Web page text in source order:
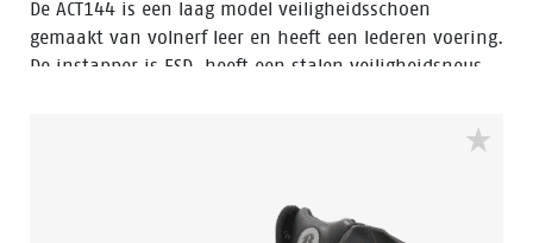
De ACT144 is een laag model veiligheidsschoen
gemaakt van volnerf leer en heeft een lederen voering.
De instapper is ESD, heeft een stalen veiligheidsneus,
ACT144 is gemaakt van PU-PU en is SRC gecertificeerd.